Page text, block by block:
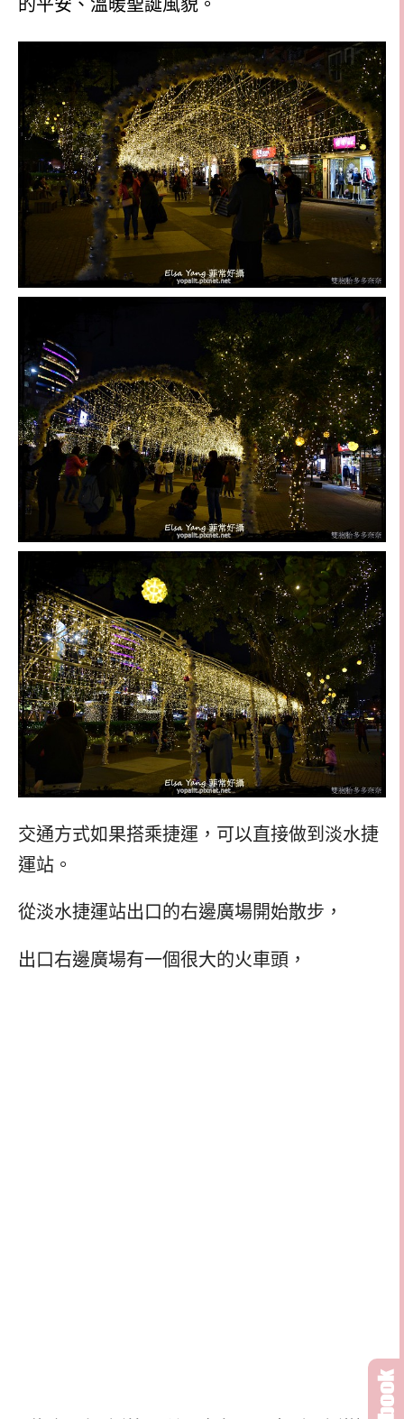
的平安、溫暖聖誕風貌。
交通方式如果搭乘捷運，可以直接做到淡水捷
運站。
從淡水捷運站出口的右邊廣場開始散步，
出口右邊廣場有一個很大的火車頭，